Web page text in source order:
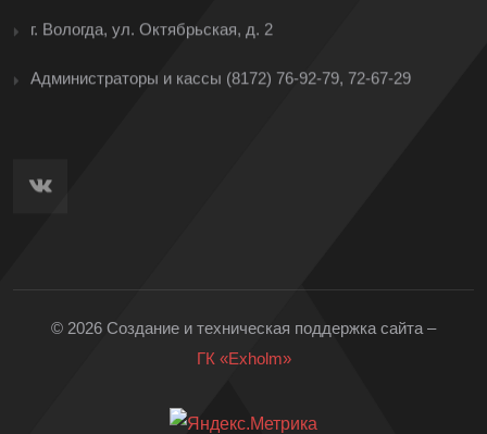
г. Вологда, ул. Октябрьская, д. 2
Администраторы и кассы (8172) 76-92-79, 72-67-29
© 2026 Создание и техническая поддержка сайта –
ГК «Exholm»